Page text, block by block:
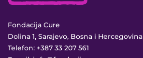
Fondacija Cure
Dolina 1, Sarajevo, Bosna i Hercegovina
Telefon: +387 33 207 561